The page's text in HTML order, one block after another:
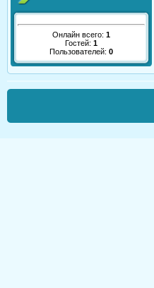
Онлайн всего: 1
Гостей: 1
Пользователей: 0